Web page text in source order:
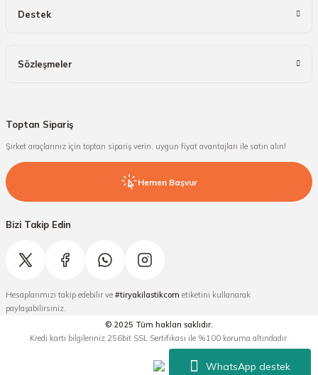
WhatsApp destek
Destek
Sözleşmeler
Toptan Sipariş
Şirket araçlarınız için toptan sipariş verin, uygun fiyat avantajları ile satın alın!
Hemen Başvur
Bizi Takip Edin
Hesaplarımızı takip edebilir ve #tiryakilastikcom etiketini kullanarak
paylaşabilirsiniz.
© 2025 Tüm hakları saklıdır.
Kredi kartı bilgileriniz 256bit SSL Sertifikası ile %100 koruma altındadır.